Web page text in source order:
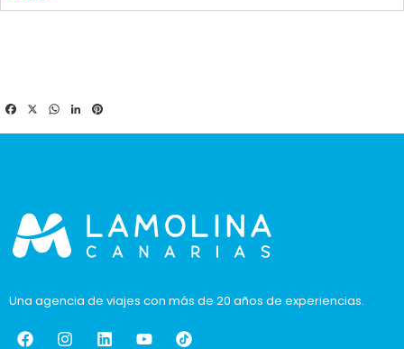
FacebookWhatsApp
LinkedIn
Una agencia de viajes con más de 20 años de experiencias.